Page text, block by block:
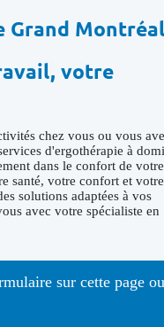
Grand Montréal
votre
chez vous ou vous
d'ergothérapie à
dans le confort de votre
santé, votre confort et votre
solutions adaptées à vos
avec votre spécialiste en
sur cette page ou